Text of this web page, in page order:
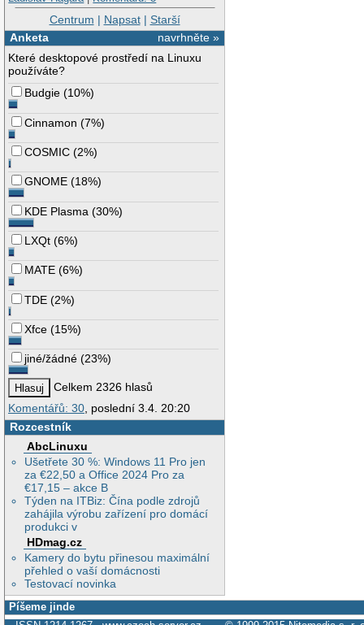
Centrum | Napsat| Starší
navrhněte »
Anketa
Které desktopové prostředí na Linuxu
používáte?
Budgie (10%)
Cinnamon (7%)
COSMIC (2%)
GNOME (18%)
KDE Plasma (30%)
LXQt (6%)
MATE (6%)
TDE (2%)
Xfce (15%)
jiné/žádné (23%)
Celkem 2326 hlasů
Komentářů: 30 , poslední 3.4. 20:20
Rozcestník
AbcLinuxu
Ušetřete 30 %: Windows 11 Pro jen
za €22,50 a Office 2024 Pro za
€17,15 – akce B
Týden na ITBiz: Čína podle zdrojů
zahájila výrobu zařízení pro domácí
produkci v
HDmag.cz
Kamery do bytu přinesou maximální
přehled o vaší domácnosti
Testovací novinka
Píšeme jinde